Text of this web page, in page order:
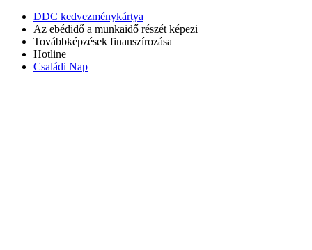
DDC kedvezménykártya
Az ebédidő a munkaidő részét képezi
Továbbképzések finanszírozása
Hotline
Családi Nap